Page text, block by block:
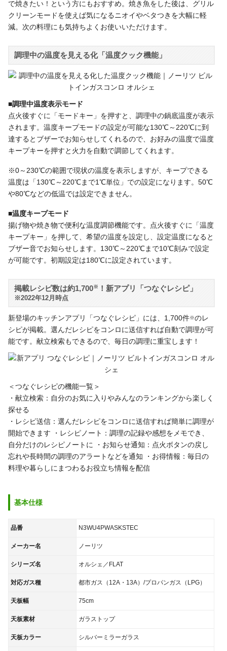
で焼きたい！という方にもおすすめ。焼き魚をした後は、グリル
クリーンモードを使えば気になるニオイやベタつきを大幅に軽
減。次の料理にも気持ちよくお使いいただけます。
調理中の温度を見える化「温度クック機能」
■調理中温度表示モード
点火後すぐに「モードキー」を押すと、調理中の鍋底温度が表示
されます。温度キープモードの設定が可能な130℃～220℃に到
達するとブザーでお知らせしてくれるので、お好みの温度で温度
キープキーを押すと火力を自動で調節してくれます。
※0～230℃の範囲で現状の温度を表示しますが、キープできる
温度は「130℃～220℃まで1℃単位」での設定になります。50℃
や80℃などの低温では設定できません。
■温度キープモード
揚げ物や焼き物で便利な温度調節機能です。点火後すぐに「温度
キープキー」を押して、希望の温度を設定し、設定温度になると
ブザー音でお知らせします。130℃～220℃まで10℃刻みで設定
が可能です。初期設定は180℃に設定されています。
掲載レシピ数は約1,700※ ！新アプリ「つなぐレシピ」
※2022年12月時点
新登場のキッチンアプリ「つなぐレシピ」には、1,700件※のレ
シピが掲載。選んだレシピをコンロに送信すれば自動で調理が可
能です。献立検索もできるので、毎日の調理に重宝します！
＜つなぐレシピの機能一覧＞
・献立検索：自分のお気に入りやみんなのランキングから楽しく
探せる
・レシピ送信：選んだレシピをコンロに送信すれば簡単に調理が
開始できます ・レシピノート：調理の記録や感想をメモでき、
自分だけのレシピノートに ・お知らせ通知：点火ボタンの戻し
忘れや長時間の調理のアラートなどを通知 ・お得情報：毎日の
料理や暮らしにまつわるお役立ち情報を配信
基本仕様
品番 N3WU4PWASKSTEC
メーカー名 ノーリツ
シリーズ名 オルシェ／FLAT
対応ガス種 都市ガス（12A・13A）/プロパンガス（LPG）
天板幅 75cm
天板素材 ガラストップ
天板カラー シルバーミラーガラス